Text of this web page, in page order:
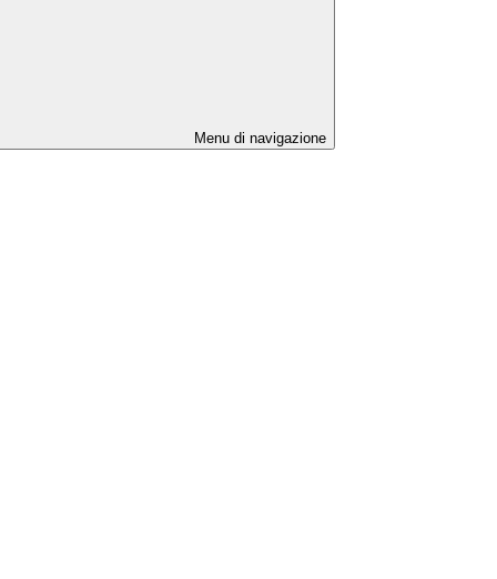
Menu di navigazione